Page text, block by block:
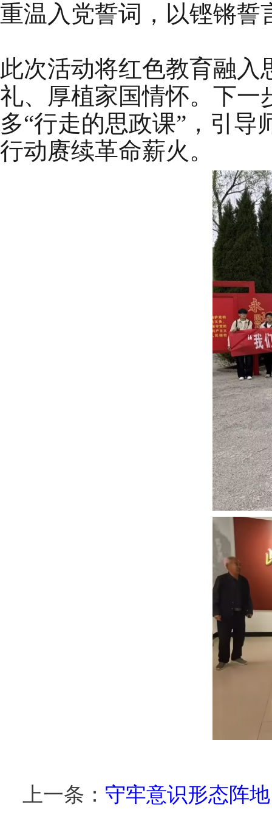
重温入党誓词，以铿锵誓
此次活动将红色教育融
礼、厚植家国情怀。下一
多“行走的思政课”，引
行动赓续革命薪火。
上一条： 守牢意识形态阵